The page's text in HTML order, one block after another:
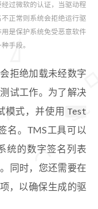
过微软的认证，当驱动程
正常则系统会拒绝运行驱
是保护系统免受恶意软件
手段。
拒绝加载未经数字
试工作。为了解决
模式，并使用 Test
名。TMS工具可以
统的数字签名列表
同时，您还需要在
，以确保生成的驱